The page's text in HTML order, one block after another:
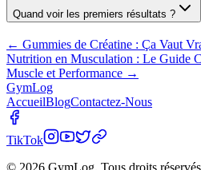
Quand voir les premiers résultats ?
← Gummies de Créatine : Ça Vaut
Nutrition en Musculation : Le Guide
Muscle et Performance →
GymLog
AccueilBlogContactez-Nous
TikTok
© 2026 GymLog. Tous droits